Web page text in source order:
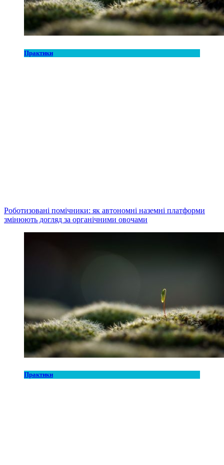
Практики
Роботизовані помічники: як автономні наземні платформи
змінюють догляд за органічними овочами
Практики